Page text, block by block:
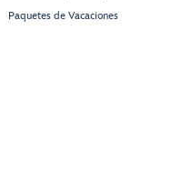
Paquetes de Vacaciones